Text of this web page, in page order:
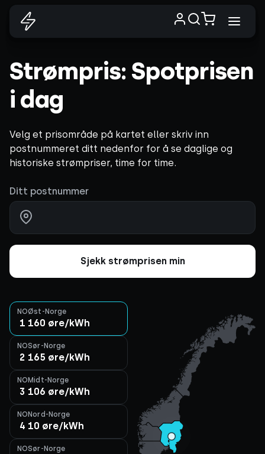
Strømpris: Spotprisen
i dag
Velg et prisområde på kartet eller skriv inn
postnummeret ditt nedenfor for å se daglige og
historiske strømpriser, time for time.
Ditt postnummer
Sjekk strømprisen min
NO
1
Øst-Norge
160 øre/kWh
NO
2
Sør-Norge
165 øre/kWh
NO
3
Midt-Norge
106 øre/kWh
NO
4
Nord-Norge
10 øre/kWh
NOSør-Norge